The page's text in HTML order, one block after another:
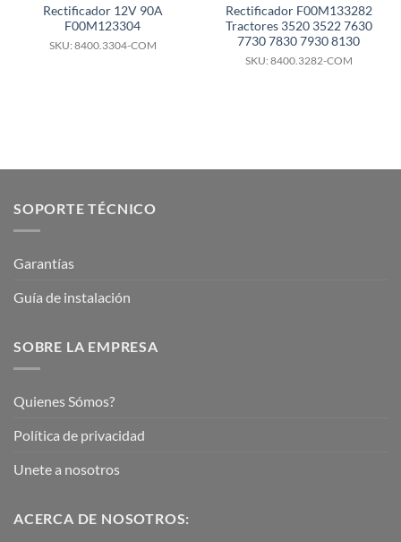
Rectificador 12V 90A
F00M123304
SKU: 8400.3304-COM
Rectificador F00M133282
Tractores 3520 3522 7630
7730 7830 7930 8130
SKU: 8400.3282-COM
SOPORTE TÉCNICO
Garantías
Guía de instalación
SOBRE LA EMPRESA
Quienes Sómos?
Política de privacidad
Unete a nosotros
ACERCA DE NOSOTROS: